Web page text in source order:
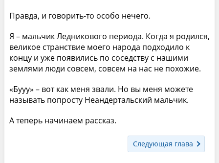
Правда, и говорить-то особо нечего.
Я – мальчик Ледникового периода. Когда я родился,
великое странствие моего народа подходило к
концу и уже появились по соседству с нашими
землями люди совсем, совсем на нас не похожие.
«Бууу» – вот как меня звали. Но вы меня можете
называть попросту Неандертальский мальчик.
А теперь начинаем рассказ.
Следующая глава